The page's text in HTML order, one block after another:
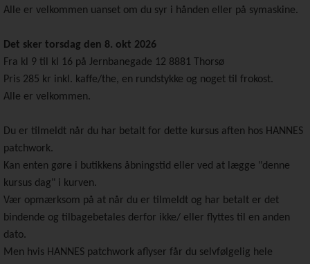
Alle er velkommen uanset om du syr i hånden eller på symaskine.
Det sker torsdag den 8. okt 2026
Fra kl 9 til kl 16 på Jernbanegade 12 8881 Thorsø
Pris 285 kr inkl. kaffe/the, en rundstykke og noget til frokost.
Alle er velkommen.
Du er tilmeldt når du har betalt for dette kursus aften hos HANNES
patchwork.
Kan enten gøre i butikkens åbningstid eller ved at lægge "denne
kursus dag" i kurven.
Vær opmærksom på at når du er tilmeldt og har betalt er det
bindende og tilbagebetales derfor ikke/ eller flyttes til en anden
dato.
Men hvis HANNES patchwork aflyser får du selvfølgelig hele